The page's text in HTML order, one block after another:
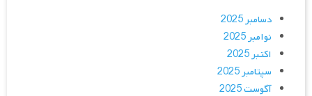
دسامبر 2025
نوامبر 2025
اکتبر 2025
سپتامبر 2025
آگوست 2025